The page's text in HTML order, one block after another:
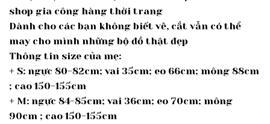
shop gia công hàng thời trang
Dành cho các bạn không biết vẽ, cắt vẫn có thể
may cho mình những bộ đồ thật đẹp
Thông tin size của mẹ:
+ S: ngực 80-82cm; vai 35cm; eo 66cm; mông 88cm
; cao 150-155cm
+ M: ngực 84-85cm; vai 36cm; eo 70cm; mông
90cm ; cao 150-155cm